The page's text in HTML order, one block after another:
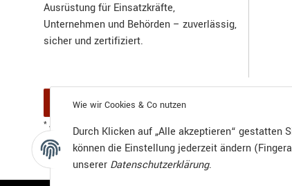
Wie wir Cookies & Co nutzen
Durch Klicken auf „Alle akzeptieren“ gestatten
können die Einstellung jederzeit ändern
unserer Datenschutzerklärung.
Ausrüstung für Einsatzkräfte,
Unternehmen und Behörden – zuverlässig,
sicher und zertifiziert.
Vertrag widerrufen
* Alle Preise inkl. gesetzlicher USt., zzgl.